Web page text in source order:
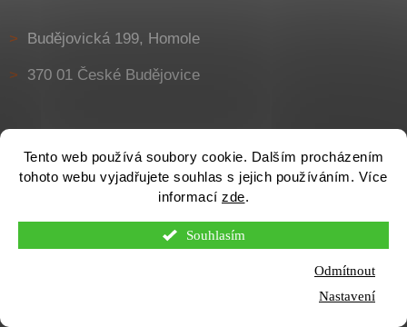
Tento web používá soubory cookie. Dalším procházením
tohoto webu vyjadřujete souhlas s jejich používáním. Více
informací zde.
Souhlasím
Nastavení
Odmítnout
Otevírací doba pobočky Homole (Č. Budějovice) je v PO - PÁ od
Budějovická 199, Homole
370 01 České Budějovice